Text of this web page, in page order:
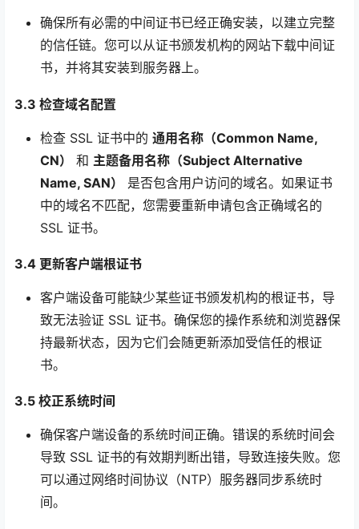
确保所有必需的中间证书已经正确安装，以建立完整
的信任链。您可以从证书颁发机构的网站下载中间证
书，并将其安装到服务器上。
3.3 检查域名配置
检查 SSL 证书中的 通用名称（Common Name,
CN）
和 主题备用名称（Subject Alternative
Name, SAN）
是否包含用户访问的域名。如果证书
中的域名不匹配，您需要重新申请包含正确域名的
SSL 证书。
3.4 更新客户端根证书
客户端设备可能缺少某些证书颁发机构的根证书，导
致无法验证 SSL 证书。确保您的操作系统和浏览器保
持最新状态，因为它们会随更新添加受信任的根证
书。
3.5 校正系统时间
确保客户端设备的系统时间正确。错误的系统时间会
导致 SSL 证书的有效期判断出错，导致连接失败。您
可以通过网络时间协议（NTP）服务器同步系统时
间。